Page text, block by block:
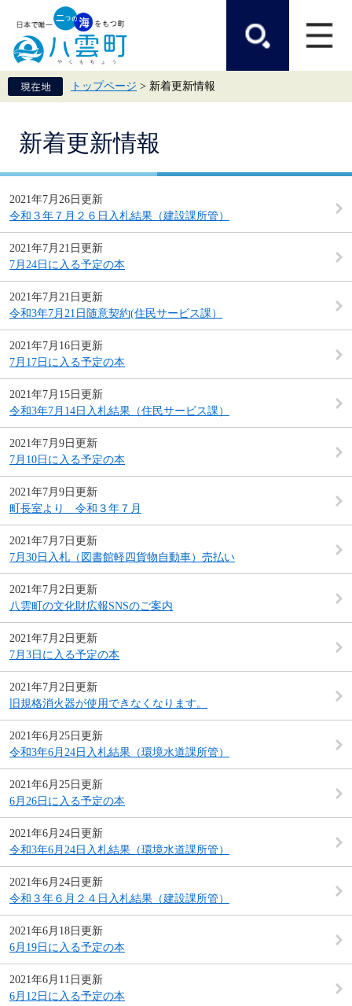
頭
で
す。
飛
ば
し
トップページ > 新着更新情報
新着更新情報
2021年7月26日更新
令和３年７月２６日入札結果（建設課所管）
2021年7月21日更新
7月24日に入る予定の本
2021年7月21日更新
令和3年7月21日随意契約(住民サービス課）
2021年7月16日更新
7月17日に入る予定の本
2021年7月15日更新
令和3年7月14日入札結果（住民サービス課）
2021年7月9日更新
7月10日に入る予定の本
2021年7月9日更新
町長室より 令和３年７月
2021年7月7日更新
7月30日入札（図書館軽四貨物自動車）売払い
2021年7月2日更新
八雲町の文化財広報SNSのご案内
2021年7月2日更新
7月3日に入る予定の本
2021年7月2日更新
旧規格消火器が使用できなくなります。
2021年6月25日更新
令和3年6月24日入札結果（環境水道課所管）
2021年6月25日更新
6月26日に入る予定の本
2021年6月24日更新
令和3年6月24日入札結果（環境水道課所管）
2021年6月24日更新
令和３年６月２４日入札結果（建設課所管）
2021年6月18日更新
6月19日に入る予定の本
2021年6月11日更新
6月12日に入る予定の本